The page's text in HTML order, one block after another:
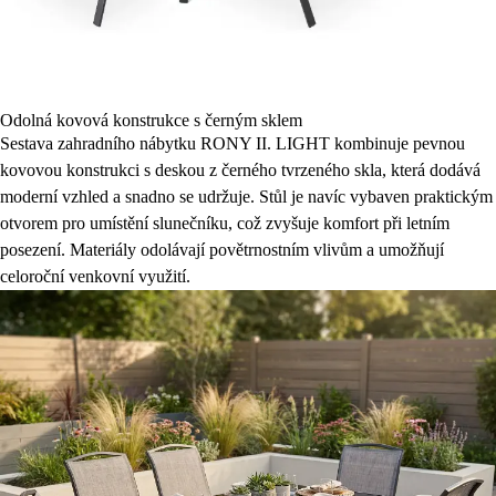
Odolná kovová konstrukce s černým sklem
Sestava zahradního nábytku RONY II. LIGHT kombinuje pevnou
kovovou konstrukci s deskou z černého tvrzeného skla, která dodává
moderní vzhled a snadno se udržuje. Stůl je navíc vybaven praktickým
otvorem pro umístění slunečníku, což zvyšuje komfort při letním
posezení. Materiály odolávají povětrnostním vlivům a umožňují
celoroční venkovní využití.